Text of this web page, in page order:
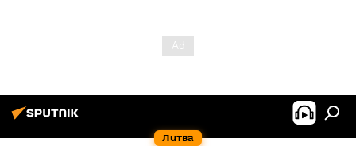
Литва